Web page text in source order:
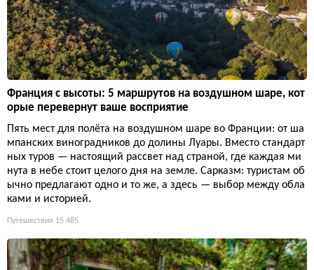
Франция с высоты: 5 маршрутов на воздушном шаре, кот
орые перевернут ваше восприятие
Пять мест для полёта на воздушном шаре во Франции: от ша
мпанских виноградников до долины Луары. Вместо стандарт
ных туров — настоящий рассвет над страной, где каждая ми
нута в небе стоит целого дня на земле. Сарказм: туристам об
ычно предлагают одно и то же, а здесь — выбор между обла
ками и историей.
Путешествия 15 485